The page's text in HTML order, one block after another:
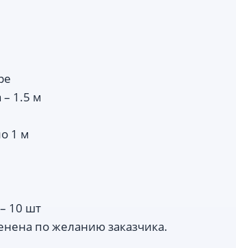
– 1.5 м
1 м
10 шт
по желанию заказчика.